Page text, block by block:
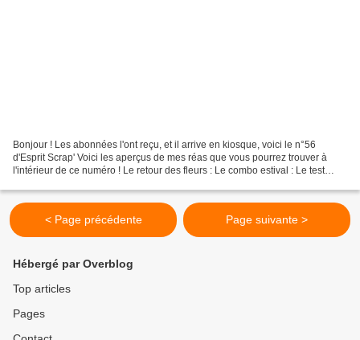
Bonjour ! Les abonnées l'ont reçu, et il arrive en kiosque, voici le n°56
d'Esprit Scrap' Voici les aperçus de mes réas que vous pourrez trouver à
l'intérieur de ce numéro ! Le retour des fleurs : Le combo estival : Le test
< Page précédente Page suivante >
Hébergé par Overblog
Top articles
Pages